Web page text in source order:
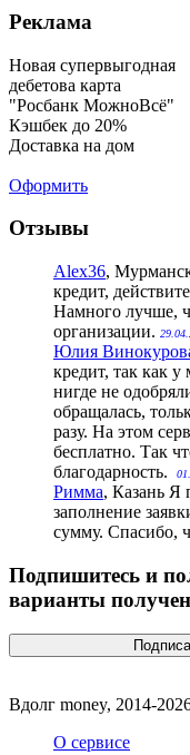
Реклама
Новая супервыгодная
дебетова карта
"Росбанк МожноВсё"
Кэшбек до 20%
Доставка на дом
Оформить
Отзывы
Alex36,
кредит,
Намного лучше,
организации.
Юлия
кредит, так как у
нигде не
обращалась,
разу. На этом
бесплатно. Так
благодарность.
Римма, Казань Я
заполнение
сумму. Спасибо,
Подпишитесь и
варианты
Вдолг money, 2014-
О сервисе